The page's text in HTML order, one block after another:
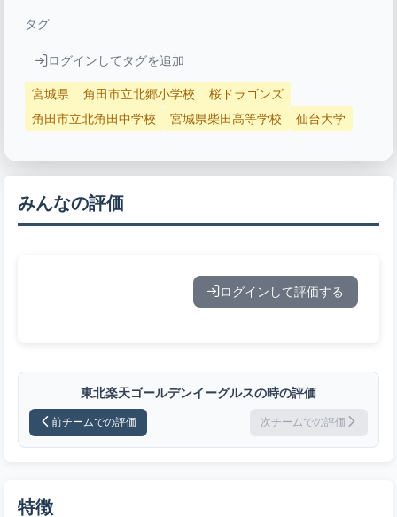
タグ
ログインしてタグを追加
宮城県 角田市立北郷小学校
桜ドラゴンズ
角田市立北角田中学校
宮城県柴田高等学校 仙台大学
みんなの評価
ログインして評価する
東北楽天ゴールデンイーグルスの時の評価
前チームでの評価 次チームでの評価
特徴